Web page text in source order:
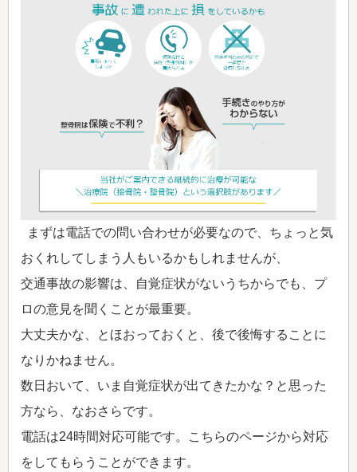
まずは電話での問い合わせが必要なので、ちょっと気
おくれしてしまう人もいるかもしれませんが、
交通事故の影響は、自覚症状がないうちからでも、プ
ロの意見を聞くことが最重要。
大丈夫かな、とほおっておくと、後で後悔することに
なりかねません。
数日おいて、いま自覚症状が出てきたかな？と思った
方なら、なおさらです。
電話は24時間対応可能です。こちらのページから対応
をしてもらうことができます。